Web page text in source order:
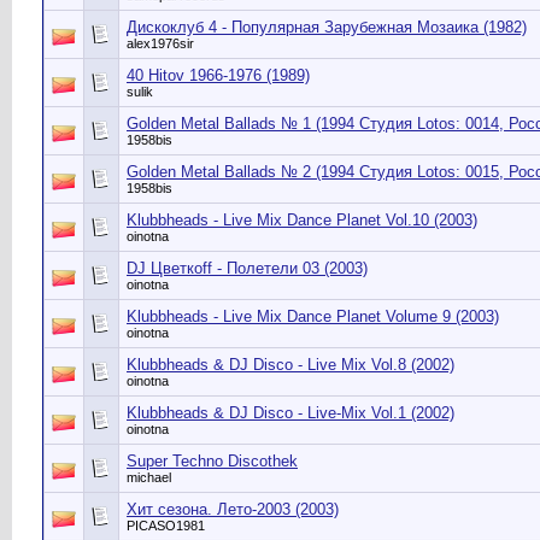
Дискоклуб 4 - Популярная Зарубежная Мозаика (1982)
alex1976sir
40 Hitov 1966-1976 (1989)
sulik
Golden Metal Ballads № 1 (1994 Студия Lotos: 0014,
1958bis
Golden Metal Ballads № 2 (1994 Студия Lotos: 0015,
1958bis
Klubbheads - Live Mix Dance Planet Vol.10 (2003)
oinotna
DJ Цветкоff - Полетели 03 (2003)
oinotna
Klubbheads - Live Mix Dance Planet Volume 9 (2003)
oinotna
Klubbheads & DJ Disco - Live Mix Vol.8 (2002)
oinotna
Klubbheads & DJ Disco - Live-Mix Vol.1 (2002)
oinotna
Super Techno Discothek
michael
Хит сезона. Лето-2003 (2003)
PICASO1981